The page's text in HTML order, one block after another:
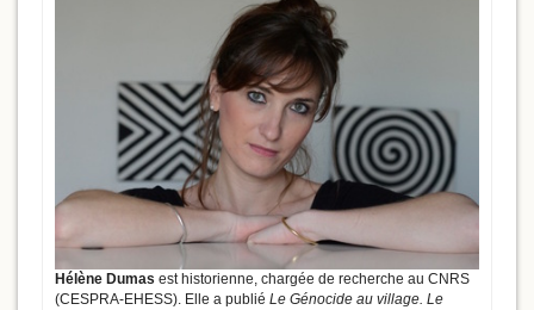
Hélène Dumas est historienne, chargée de recherche au CNRS
(CESPRA-EHESS). Elle a publié Le Génocide au village. Le